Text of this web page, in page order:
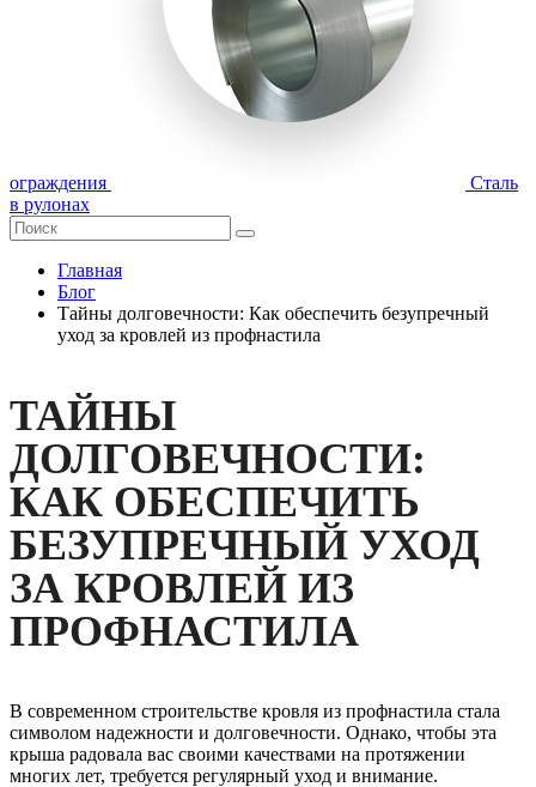
ограждения
Сталь
в рулонах
Главная
Блог
Тайны долговечности: Как обеспечить безупречный
уход за кровлей из профнастила
ТАЙНЫ
ДОЛГОВЕЧНОСТИ:
КАК ОБЕСПЕЧИТЬ
БЕЗУПРЕЧНЫЙ УХОД
ЗА КРОВЛЕЙ ИЗ
ПРОФНАСТИЛА
В современном строительстве кровля из профнастила стала
символом надежности и долговечности. Однако, чтобы эта
крыша радовала вас своими качествами на протяжении
многих лет, требуется регулярный уход и внимание.